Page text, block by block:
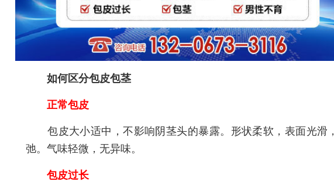
如何区分包皮包茎
正常包皮
包皮大小适中，不影响阴茎头的暴露。形状柔软，表面光滑
弛。气味轻微，无异味。
包皮过长